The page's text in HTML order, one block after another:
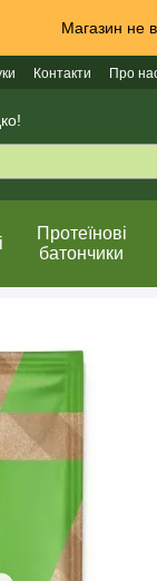
Магазин не
Контакти Про
Протеїнові
батончики